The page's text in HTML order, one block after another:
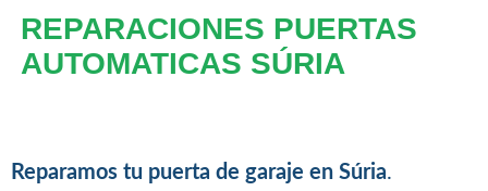
REPARACIONES PUERTAS
AUTOMATICAS SÚRIA
Reparamos tu puerta de garaje en Súria.